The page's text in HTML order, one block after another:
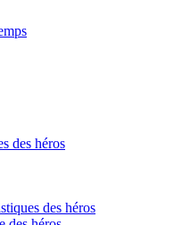
des héros
des héros